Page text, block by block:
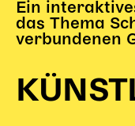
Anfahrt
Vermietung
Newsletter
Ein
das Thema
verbundenen